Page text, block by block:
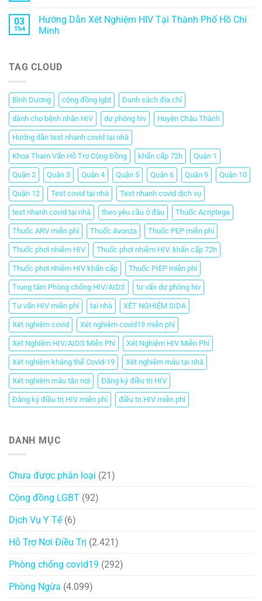
03
Th4
Hướng Dẫn Xét Nghiệm HIV Tại Thành Phố Hồ Chí
Minh
TAG CLOUD
Bình Dương cộng đồng lgbt Danh sách địa chỉ
dành cho bệnh nhân HIV dự phòng hiv Huyện Châu Thành
Hướng dẫn test nhanh covid tại nhà
Khoa Tham Vấn Hỗ Trợ Cộng Đồng khẩn cấp 72h Quận 1
Quận 2 Quận 3 Quận 4 Quận 5 Quận 6 Quận 9 Quận 10
Quận 12 Test covid tại nhà Test nhanh covid dịch vụ
test nhanh covid tại nhà theo yêu cầu ở đâu Thuốc Acriptega
Thuốc ARV miễn phí Thuốc Avonza Thuốc PEP miễn phí
Thuốc phơi nhiễm HIV Thuốc phơi nhiễm HIV. khẩn cấp 72h
Thuốc phơi nhiễm HIV khẩn cấp Thuốc PrEP miễn phí
Trung tâm Phòng chống HIV/AIDS tư vấn dự phòng hiv
Tư vấn HIV miễn phí tại nhà XÉT NGHIỆM SIDA
Xét nghiệm covid Xét nghiệm covid19 miễn phí
Xét Nghiệm HIV/AIDS Miễn Phí Xét Nghiệm HIV Miễn Phí
Xét nghiệm kháng thể Covid-19 Xét nghiệm máu tại nhà
Xét nghiệm máu tận nơi Đăng ký điều trị HIV
Đăng ký điều trị HIV miễn phí điều trị HIV miễn phí
DANH MỤC
Chưa được phân loại (21)
Cộng đồng LGBT (92)
Dịch Vụ Y Tế(6)
Hỗ Trợ Nơi Điều Trị (2.421)
Phòng chống covid19 (292)
Phòng Ngừa (4.099)